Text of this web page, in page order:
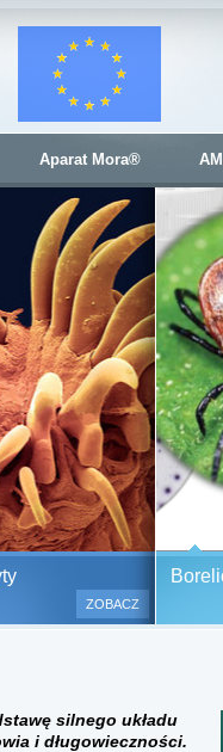
Aparat Mora®
Bezbolesne testy alergiczne
500 alergenów oraz zabiegi
odczulające.
a wynik jest natychmiastowy.
ZOBACZ
silnego układu
i długowieczności.